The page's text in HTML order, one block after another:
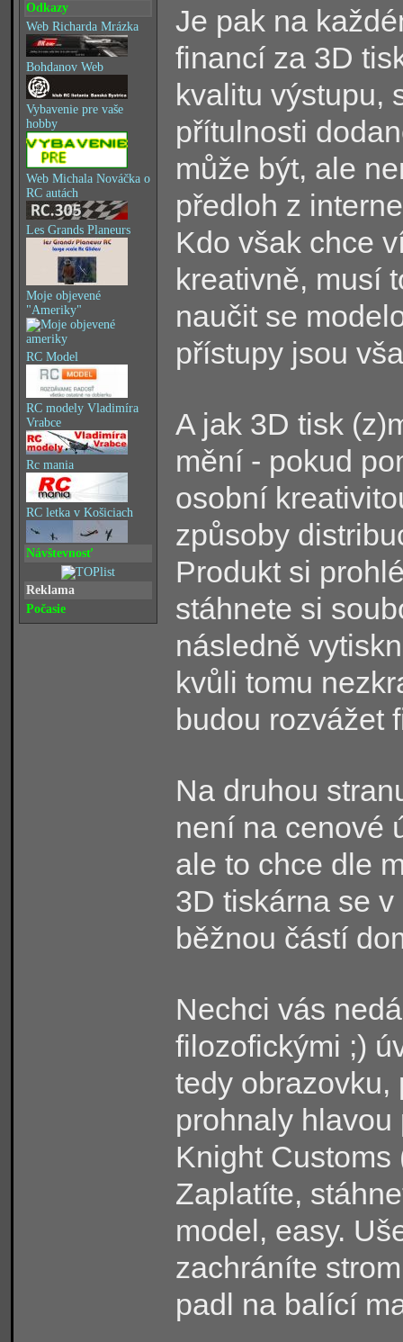
Odkazy
Web Richarda Mrázka
Bohdanov Web
Vybavenie pre vaše
hobby
Web Michala Nováčka o
RC autách
Les Grands Planeurs
Moje objevené
"Ameriky"
RC Model
RC modely Vladimíra
Vrabce
Rc mania
RC letka v Košiciach
Návštevnosť
Reklama
Počasie
Je pak na
financí za 3D
kvalitu výstupu,
přítulnosti
může být, ale
předloh z
Kdo však chce
kreativně, musí
naučit se
přístupy jsou
A jak 3D tisk
mění - pokud
osobní
způsoby
Produkt si
stáhnete si
následně
kvůli tomu
budou rozvážet
Na druhou
není na cenové
ale to chce dle
3D tiskárna se
běžnou částí
Nechci vás
filozofickými ;)
tedy obrazovku,
prohnaly
Knight
Zaplatíte,
model, easy.
zachráníte
padl na balící